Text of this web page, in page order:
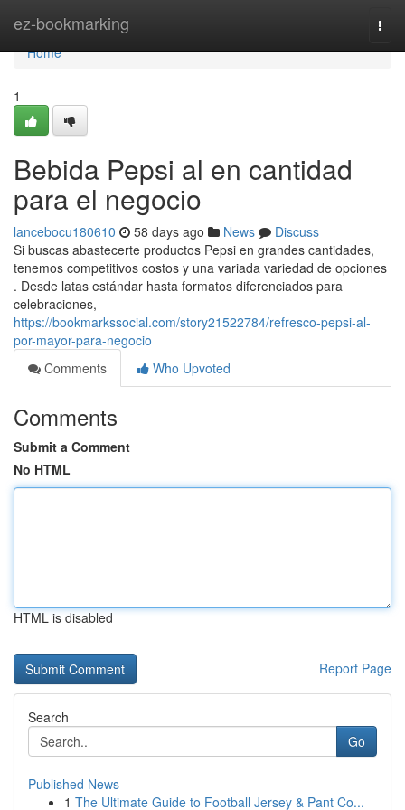
ez-bookmarking
Home
Home
1
Bebida Pepsi al en cantidad
para el negocio
lancebocu180610 58 days ago News
Discuss
Si buscas abastecerte productos Pepsi en grandes cantidades,
tenemos competitivos costos y una variada variedad de opciones
. Desde latas estándar hasta formatos diferenciados para
celebraciones,
https://bookmarkssocial.com/story21522784/refresco-pepsi-al-
por-mayor-para-negocio
Comments
Who Upvoted
Comments
Submit a Comment
No HTML
HTML is disabled
Report Page
Search
Go
Published News
1 The Ultimate Guide to Football Jersey & Pant Co...